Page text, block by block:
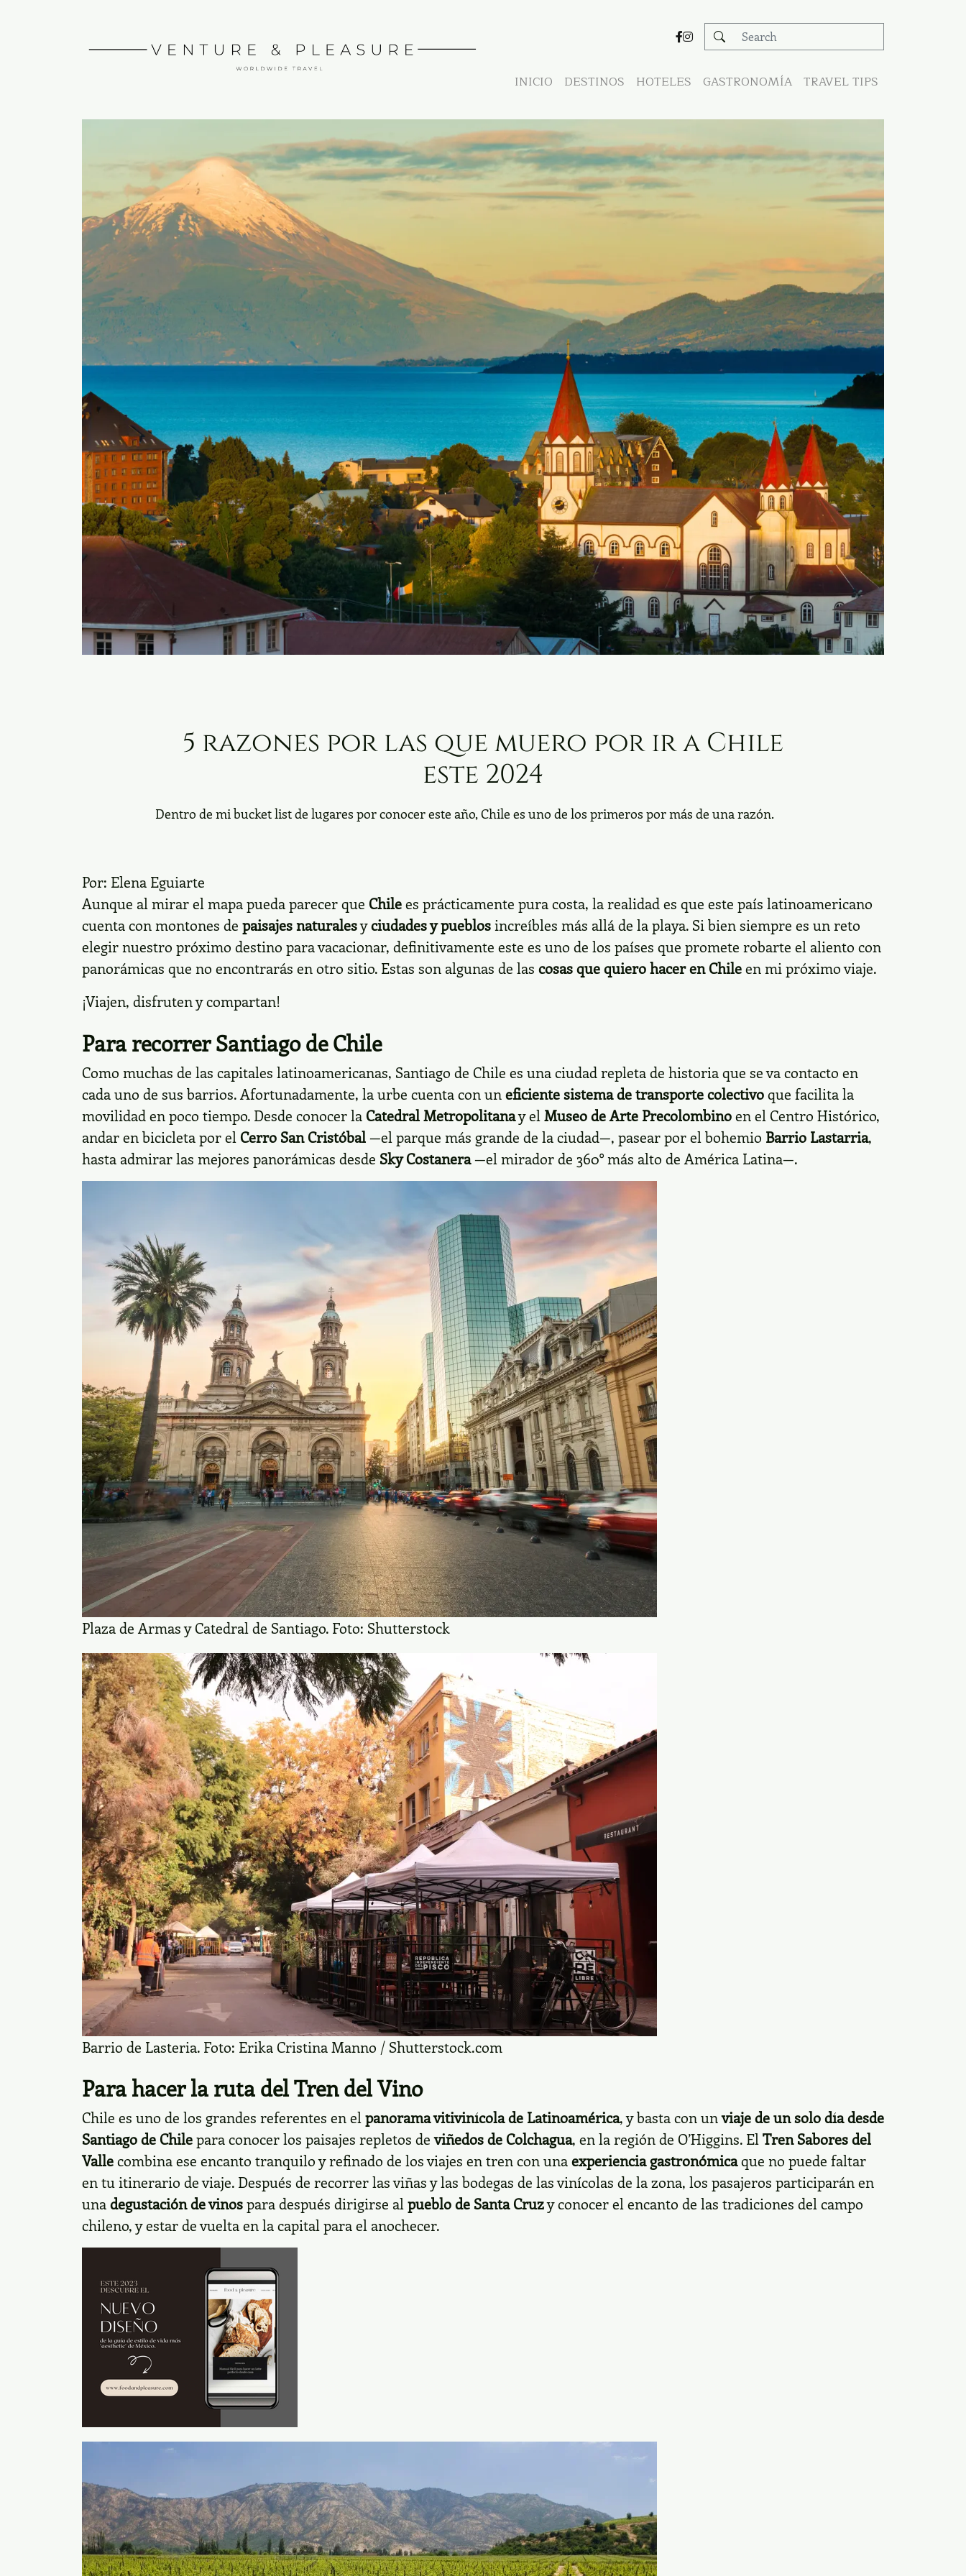
INICIO DESTINOS HOTELES GASTRONOMÍA TRAVEL TIPS
5 razones por las que muero por ir a Chile
este 2024
Dentro de mi bucket list de lugares por conocer este año, Chile es uno de los primeros por más de una razón.
Por: Elena Eguiarte
Aunque al mirar el mapa pueda parecer que Chilees prácticamente pura costa, la realidad es que este país latinoamericano
cuenta con montones de paisajes naturalesyciudades y pueblosincreíbles más allá de la playa. Si bien siempre es un reto
elegir nuestro próximo destino para vacacionar, definitivamente este es uno de los países que promete robarte el aliento con
panorámicas que no encontrarás en otro sitio. Estas son algunas de las cosas que quiero hacer en Chileen mi próximo viaje.
¡Viajen, disfruten y compartan!
Para recorrer Santiago de Chile
Como muchas de las capitales latinoamericanas, Santiago de Chile es una ciudad repleta de historia que se va contacto en
cada uno de sus barrios. Afortunadamente, la urbe cuenta con uneficiente sistema detransportecolectivoque facilita la
movilidad en poco tiempo. Desde conocer la Catedral Metropolitanay el Museo de Arte Precolombinoen el Centro Histórico,
andar en bicicleta por el Cerro San Cristóbal—el parque más grande de la ciudad—, pasear por el bohemio Barrio Lastarria,
hasta admirar las mejores panorámicas desde Sky Costanera—el mirador de 360° más alto de América Latina—.
Plaza de Armas y Catedral de Santiago. Foto: Shutterstock
Barrio de Lasteria. Foto: Erika Cristina Manno / Shutterstock.com
Para hacer la ruta del Tren del Vino
Chile es uno de los grandes referentes en elpanorama vitivinícola de Latinoamérica, y basta con unviaje de un solo día desde
Santiago de Chilepara conocer los paisajes repletos deviñedos de Colchagua, en la región de O’Higgins. ElTren Sabores del
Vallecombina ese encanto tranquilo y refinado de los viajes en tren con unaexperiencia gastronómicaque no puede faltar
en tu itinerario de viaje. Después de recorrer las viñas y las bodegas de las vinícolas de la zona, los pasajeros participarán en
unadegustación de vinospara después dirigirse alpueblo de Santa Cruzy conocer el encanto de las tradiciones del campo
chileno, y estar de vuelta en la capital para el anochecer.